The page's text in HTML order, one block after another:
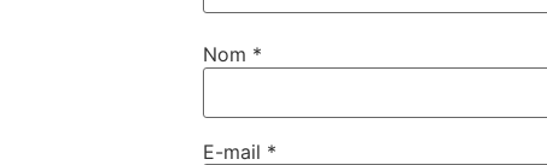
Nom *
E-mail *